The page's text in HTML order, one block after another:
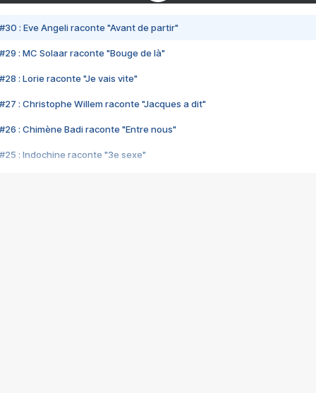
#30 : Eve Angeli raconte "Avant de partir"
#29 : MC Solaar raconte "Bouge de là"
#28 : Lorie raconte "Je vais vite"
#27 : Christophe Willem raconte "Jacques a dit"
#26 : Chimène Badi raconte "Entre nous"
#25 : Indochine raconte "3e sexe"